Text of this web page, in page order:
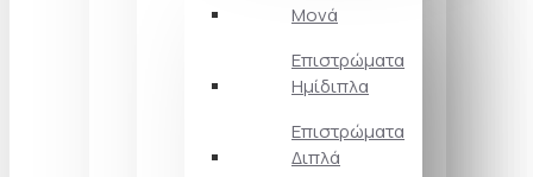
Μονά
Επιστρώματα
Ημίδιπλα
Επιστρώματα
Διπλά